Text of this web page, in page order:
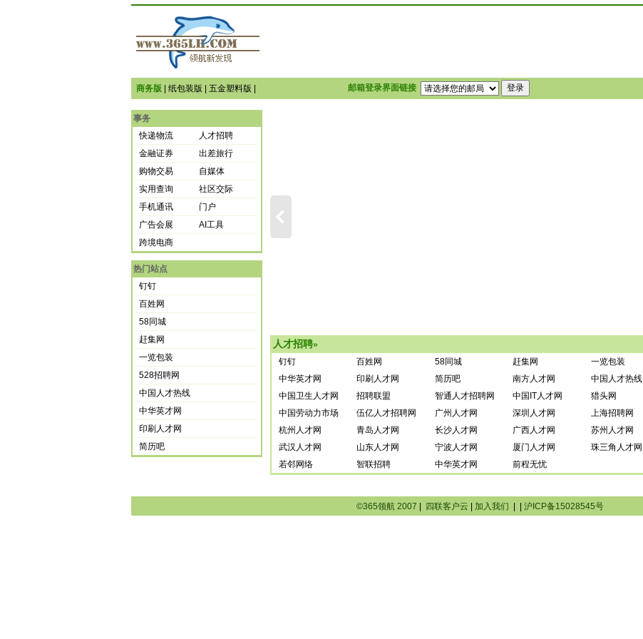
商务版 纸包装版 五金塑料版 邮箱登录界面链接
事务
快递物流
人才招聘
金融证券
出差旅行
购物交易
自媒体
实用查询
社区交际
手机通讯
门户
广告会展
AI工具
跨境电商
热门站点
钉钉
百姓网
58同城
赶集网
一览包装
528招聘网
中国人才热线
中华英才网
印刷人才网
简历吧
人才招聘»
钉钉 百姓网 58同城 赶集网 一览包装
中华英才网
印刷人才网 简历吧 南方人才网 中国人才热线
中国卫生人才网
招聘联盟 智通人才招聘网 中国IT人才网 猎头网
中国劳动力市场
伍亿人才招聘网 广州人才网 深圳人才网 上海招聘网
杭州人才网
青岛人才网 长沙人才网 广西人才网 苏州人才网
武汉人才网
山东人才网 宁波人才网 厦门人才网 珠三角人才网
若邻网络
智联招聘 中华英才网 前程无忧
©365领航 2007 四联客户云 加入我们 沪ICP备15028545号